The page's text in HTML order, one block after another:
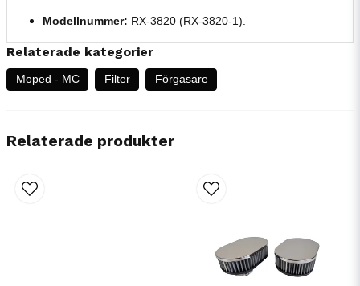
Modellnummer: RX-3820 (RX-3820-1).
Relaterade kategorier
Moped - MC Filter Förgasare
Relaterade produkter